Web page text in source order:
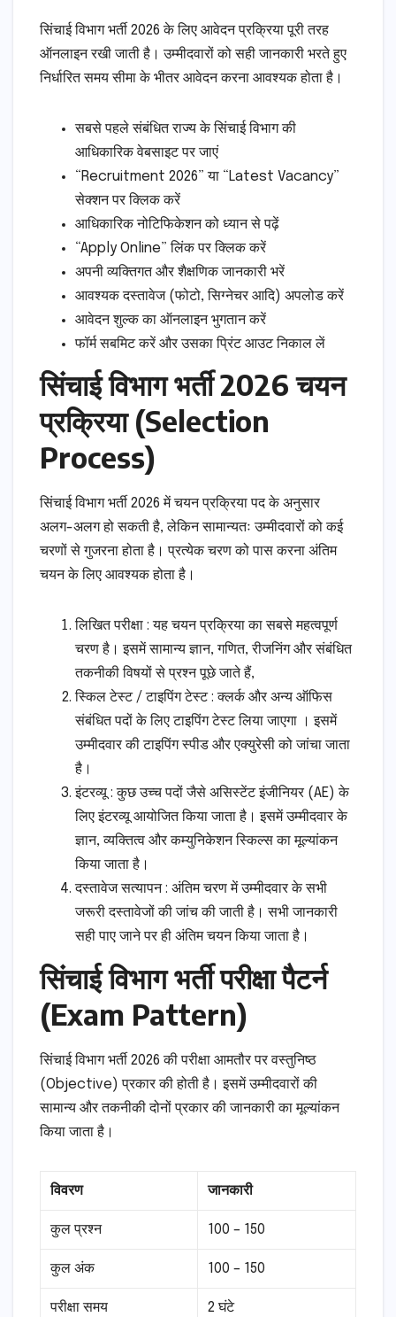
सिंचाई विभाग भर्ती 2026 के लिए आवेदन प्रक्रिया पूरी तरह
ऑनलाइन रखी जाती है। उम्मीदवारों को सही जानकारी भरते हुए
निर्धारित समय सीमा के भीतर आवेदन करना आवश्यक होता है।
सबसे पहले संबंधित राज्य के सिंचाई विभाग की
आधिकारिक वेबसाइट पर जाएं
“Recruitment 2026” या “Latest Vacancy”
सेक्शन पर क्लिक करें
आधिकारिक नोटिफिकेशन को ध्यान से पढ़ें
“Apply Online” लिंक पर क्लिक करें
अपनी व्यक्तिगत और शैक्षणिक जानकारी भरें
आवश्यक दस्तावेज (फोटो, सिग्नेचर आदि) अपलोड करें
आवेदन शुल्क का ऑनलाइन भुगतान करें
फॉर्म सबमिट करें और उसका प्रिंट आउट निकाल लें
सिंचाई विभाग भर्ती 2026 चयन
प्रक्रिया (Selection
Process)
सिंचाई विभाग भर्ती 2026 में चयन प्रक्रिया पद के अनुसार
अलग-अलग हो सकती है, लेकिन सामान्यतः उम्मीदवारों को कई
चरणों से गुजरना होता है। प्रत्येक चरण को पास करना अंतिम
चयन के लिए आवश्यक होता है।
लिखित परीक्षा : यह चयन प्रक्रिया का सबसे महत्वपूर्ण
चरण है। इसमें सामान्य ज्ञान, गणित, रीजनिंग और संबंधित
तकनीकी विषयों से प्रश्न पूछे जाते हैं,
स्किल टेस्ट / टाइपिंग टेस्ट : क्लर्क और अन्य ऑफिस
संबंधित पदों के लिए टाइपिंग टेस्ट लिया जाएगा । इसमें
उम्मीदवार की टाइपिंग स्पीड और एक्युरेसी को जांचा जाता
है।
इंटरव्यू : कुछ उच्च पदों जैसे असिस्टेंट इंजीनियर (AE) के
लिए इंटरव्यू आयोजित किया जाता है। इसमें उम्मीदवार के
ज्ञान, व्यक्तित्व और कम्युनिकेशन स्किल्स का मूल्यांकन
किया जाता है।
दस्तावेज सत्यापन : अंतिम चरण में उम्मीदवार के सभी
जरूरी दस्तावेजों की जांच की जाती है। सभी जानकारी
सही पाए जाने पर ही अंतिम चयन किया जाता है।
सिंचाई विभाग भर्ती परीक्षा पैटर्न
(Exam Pattern)
सिंचाई विभाग भर्ती 2026 की परीक्षा आमतौर पर वस्तुनिष्ठ
(Objective) प्रकार की होती है। इसमें उम्मीदवारों की
सामान्य और तकनीकी दोनों प्रकार की जानकारी का मूल्यांकन
किया जाता है।
विवरण जानकारी
कुल प्रश्न 100 – 150
कुल अंक 100 – 150
परीक्षा समय 2 घंटे